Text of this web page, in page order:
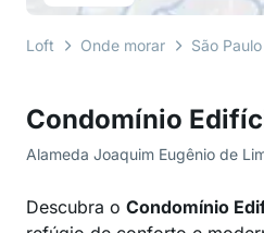
Condomínio
Alameda Joaquim Eugênio de
Descubra o Condomínio
Loft Onde morar São Paulo